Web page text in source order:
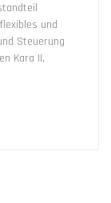
und
Steuerung
Kara II,